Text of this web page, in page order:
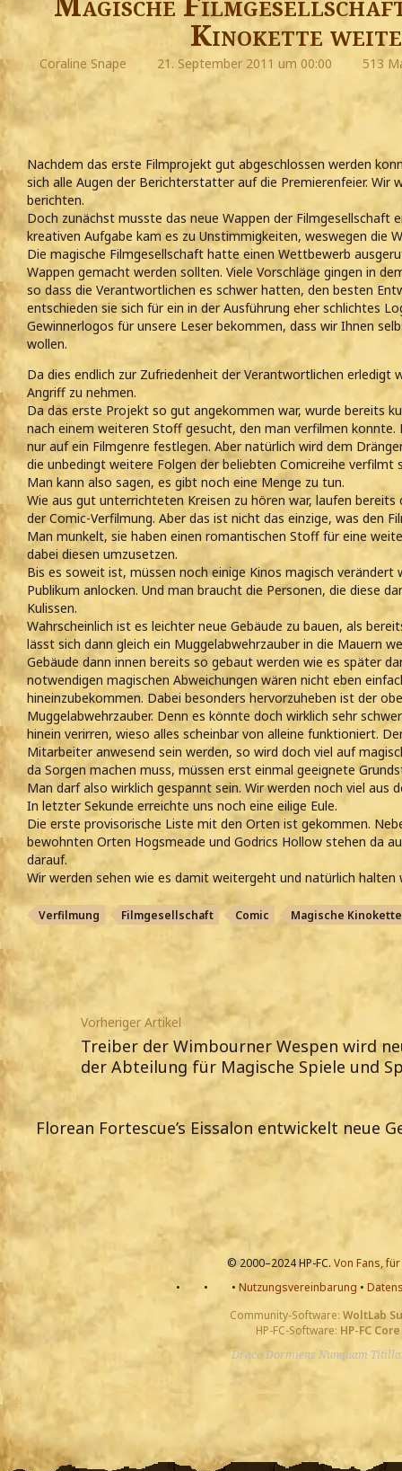
Kinokette
Coraline Snape 21. September 2011 um 00:00 513
Nachdem das erste Filmprojekt gut abgeschlossen werden
sich alle Augen der Berichterstatter auf die Premierenfeier. Wir
berichten.
Doch zunächst musste das neue Wappen der Filmgesellschaft
kreativen Aufgabe kam es zu Unstimmigkeiten, weswegen die
Die magische Filmgesellschaft hatte einen Wettbewerb
Wappen gemacht werden sollten. Viele Vorschläge gingen in
so dass die Verantwortlichen es schwer hatten, den besten
entschieden sie sich für ein in der Ausführung eher schlichtes
Gewinnerlogos für unsere Leser bekommen, dass wir Ihnen
wollen.
Da dies endlich zur Zufriedenheit der Verantwortlichen erledigt
Angriff zu nehmen.
Da das erste Projekt so gut angekommen war, wurde bereits
nach einem weiteren Stoff gesucht, den man verfilmen
nur auf ein Filmgenre festlegen. Aber natürlich wird dem
die unbedingt weitere Folgen der beliebten Comicreihe verfilmt
Man kann also sagen, es gibt noch eine Menge zu tun.
Wie aus gut unterrichteten Kreisen zu hören war, laufen
der Comic-Verfilmung. Aber das ist nicht das einzige, was den
Man munkelt, sie haben einen romantischen Stoff für eine
dabei diesen umzusetzen.
Bis es soweit ist, müssen noch einige Kinos magisch verändert
Publikum anlocken. Und man braucht die Personen, die diese
Kulissen.
Wahrscheinlich ist es leichter neue Gebäude zu bauen, als
lässt sich dann gleich ein Muggelabwehrzauber in die Mauern
Gebäude dann innen bereits so gebaut werden wie es später
notwendigen magischen Abweichungen wären nicht eben
hineinzubekommen. Dabei besonders hervorzuheben ist der
Muggelabwehrzauber. Denn es könnte doch wirklich sehr
hinein verirren, wieso alles scheinbar von alleine funktioniert.
Mitarbeiter anwesend sein werden, so wird doch viel auf
da Sorgen machen muss, müssen erst einmal geeignete
Man darf also wirklich gespannt sein. Wir werden noch viel aus
In letzter Sekunde erreichte uns noch eine eilige Eule.
Die erste provisorische Liste mit den Orten ist gekommen.
bewohnten Orten Hogsmeade und Godrics Hollow stehen da
darauf.
Wir werden sehen wie es damit weitergeht und natürlich halten
Verfilmung Filmgesellschaft Comic Magische Kinokette
Vorheriger Artikel
Treiber der Wimbourner Wespen wird
der Abteilung für Magische Spiele und
Florean Fortescue’s Eissalon entwickelt neue
© 2000–2024 HP-FC. Von Fans,
•
• • Nutzungsvereinbarung •
Community-Software: WoltLab
HP-FC-Software: HP-FC Core
Draco Dormiens Nunquam